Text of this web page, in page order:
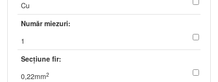
Cu
Număr miezuri:
1
Secţiune fir:
0,22mm2